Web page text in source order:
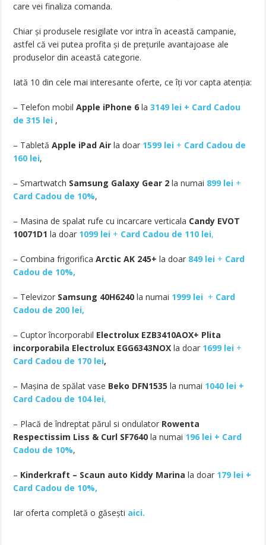
care vei finaliza comanda.
Chiar și produsele resigilate vor intra în această campanie,
astfel că vei putea profita și de prețurile avantajoase ale
produselor din această categorie.
Iată 10 din cele mai interesante oferte, ce îți vor capta atenția:
– Telefon mobilApple iPhone 6 la3149 lei + Card Cadou
de 315 lei ,
– TabletăApple iPad Air la doar 1599 lei + Card Cadou de
160 lei,
– Smartwatch Samsung Galaxy Gear 2 la numai 899 lei +
Card Cadou de 10%,
– Masina de spalat rufe cu incarcare verticala Candy EVOT
10071D1 la doar 1099 lei + Card Cadou de 110 lei,
– Combina frigorificaArctic AK 245+ la doar 849 lei + Card
Cadou de 10%,
– Televizor Samsung 40H6240 la numai 1999 lei + Card
Cadou de 200 lei,
– Cuptor încorporabil Electrolux EZB3410AOX+ Plita
incorporabila Electrolux EGG6343NOX la doar 1699 lei +
Card Cadou de 170 lei,
– Mașina de spălat vase Beko DFN1535 la numai 1040 lei +
Card Cadou de 104 lei,
– Placă de îndreptat părul si ondulator Rowenta
Respectissim Liss & Curl SF7640 la numai 196 lei + Card
Cadou de 10%,
– Kinderkraft – Scaun auto Kiddy Marina la doar 179 lei +
Card Cadou de 10%,
Iar oferta completă o găsești aici.